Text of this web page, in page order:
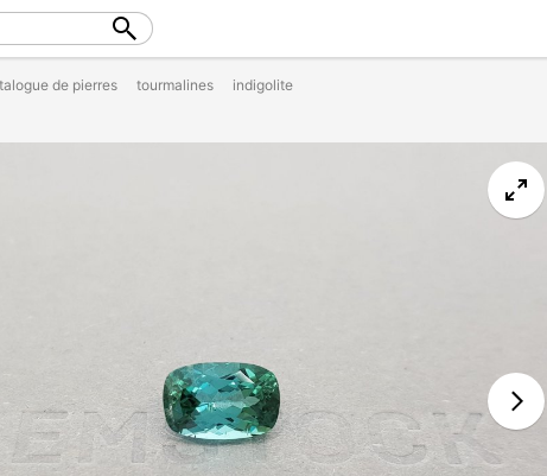
de pierres tourmalines indigolite